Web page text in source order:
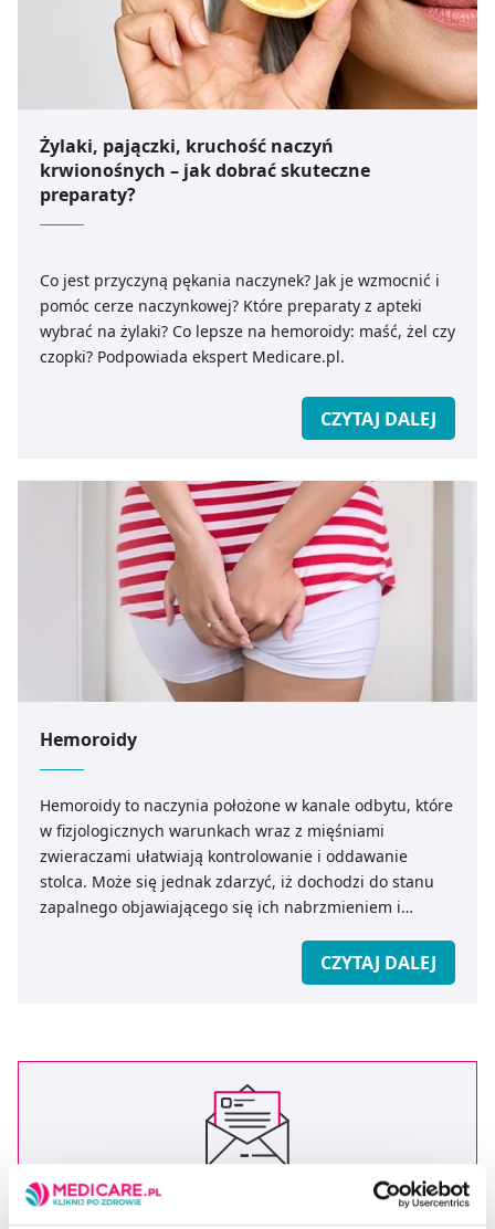
Żylaki, pajączki, kruchość naczyń
krwionośnych – jak dobrać skuteczne
preparaty?
Co jest przyczyną pękania naczynek? Jak je wzmocnić i
pomóc cerze naczynkowej? Które preparaty z apteki
wybrać na żylaki? Co lepsze na hemoroidy: maść, żel czy
czopki? Podpowiada ekspert Medicare.pl.
CZYTAJ DALEJ
Hemoroidy
Hemoroidy to naczynia położone w kanale odbytu, które
w fizjologicznych warunkach wraz z mięśniami
zwieraczami ułatwiają kontrolowanie i oddawanie
stolca. Może się jednak zdarzyć, iż dochodzi do stanu
zapalnego objawiającego się ich nabrzmieniem i
CZYTAJ DALEJ
Zapisz się do newslettera